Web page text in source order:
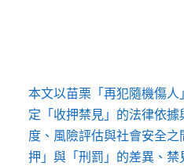
本文以苗栗「再犯隨機傷
定「收押禁見」的法律依據
度、風險評估與社會安全
押」與「刑罰」的差異、